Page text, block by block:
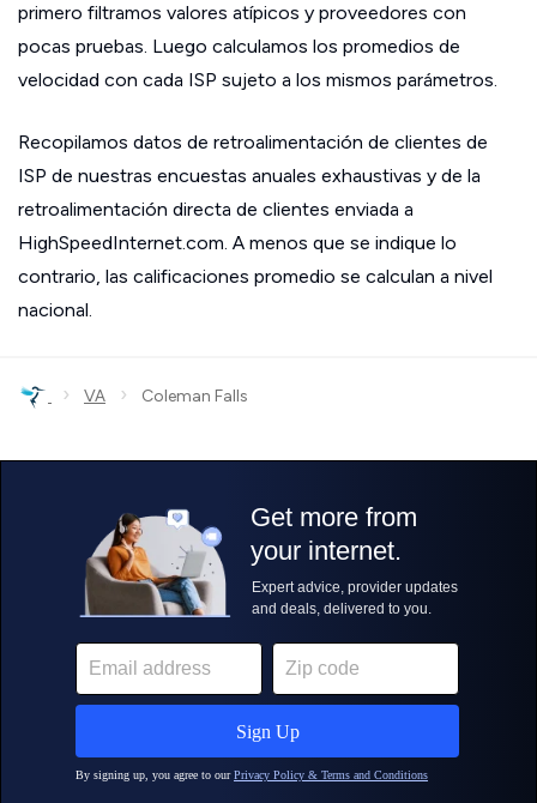
primero filtramos valores atípicos y proveedores con
pocas pruebas. Luego calculamos los promedios de
velocidad con cada ISP sujeto a los mismos parámetros.
Recopilamos datos de retroalimentación de clientes de
ISP de nuestras encuestas anuales exhaustivas y de la
retroalimentación directa de clientes enviada a
HighSpeedInternet.com. A menos que se indique lo
contrario, las calificaciones promedio se calculan a nivel
nacional.
› VA › Coleman Falls